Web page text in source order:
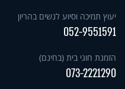
יעוץ תמיכה וסיוע לנשים בהריון
052-9551591
הזמנת חוגי בית (בחינם)
073-2221290